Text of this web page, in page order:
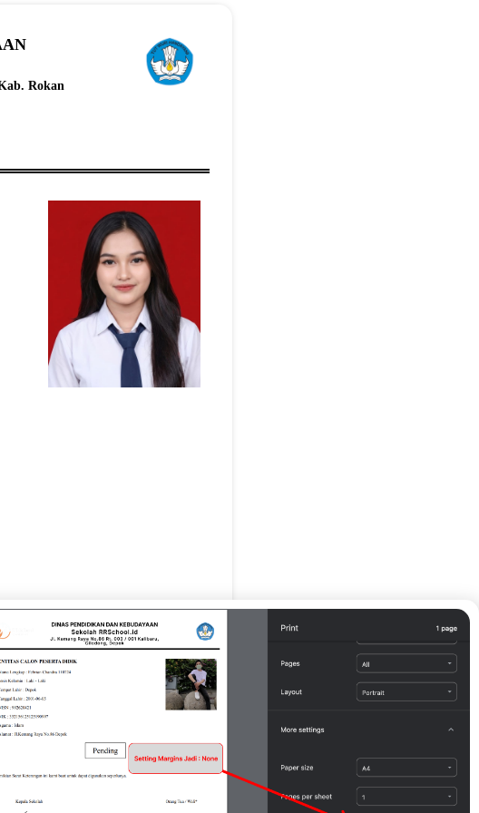
Rokan
Orang Tua / Wali*
( Gatiaro waruwu )